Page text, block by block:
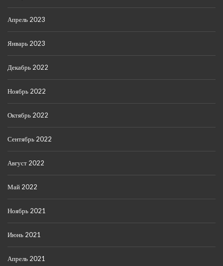
Апрель 2023
Январь 2023
Декабрь 2022
Ноябрь 2022
Октябрь 2022
Сентябрь 2022
Август 2022
Май 2022
Ноябрь 2021
Июнь 2021
Апрель 2021